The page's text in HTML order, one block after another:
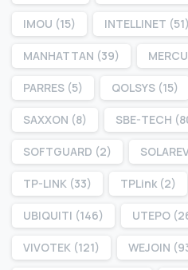
IMOU (15) INTELLINET (51)
MANHATTAN (39)
PARRES (5) QOLSYS (15)
SAXXON (8) SBE-TECH
SOFTGUARD (2)
TP-LINK (33) TPLink (2)
UBIQUITI (146) UTEPO
VIVOTEK (121) WEJOIN